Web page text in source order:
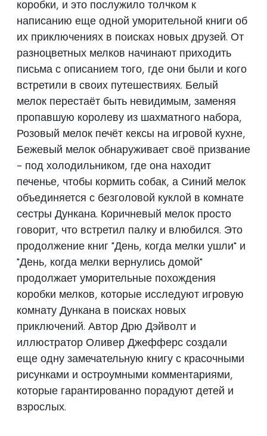
коробки, и это послужило толчком к
написанию еще одной уморительной книги об
их приключениях в поисках новых друзей. От
разноцветных мелков начинают приходить
письма с описанием того, где они были и кого
встретили в своих путешествиях. Белый
мелок перестаёт быть невидимым, заменяя
пропавшую королеву из шахматного набора,
Розовый мелок печёт кексы на игровой кухне,
Бежевый мелок обнаруживает своё призвание
- под холодильником, где она находит
печенье, чтобы кормить собак, а Синий мелок
объединяется с безголовой куклой в комнате
сестры Дункана. Коричневый мелок просто
говорит, что встретил палку и влюбился. Это
продолжение книг "День, когда мелки ушли" и
"День, когда мелки вернулись домой"
продолжает уморительные похождения
коробки мелков, которые исследуют игровую
комнату Дункана в поисках новых
приключений. Автор Дрю Дэйволт и
иллюстратор Оливер Джефферс создали
еще одну замечательную книгу с красочными
рисунками и остроумными комментариями,
которые гарантированно порадуют детей и
взрослых.